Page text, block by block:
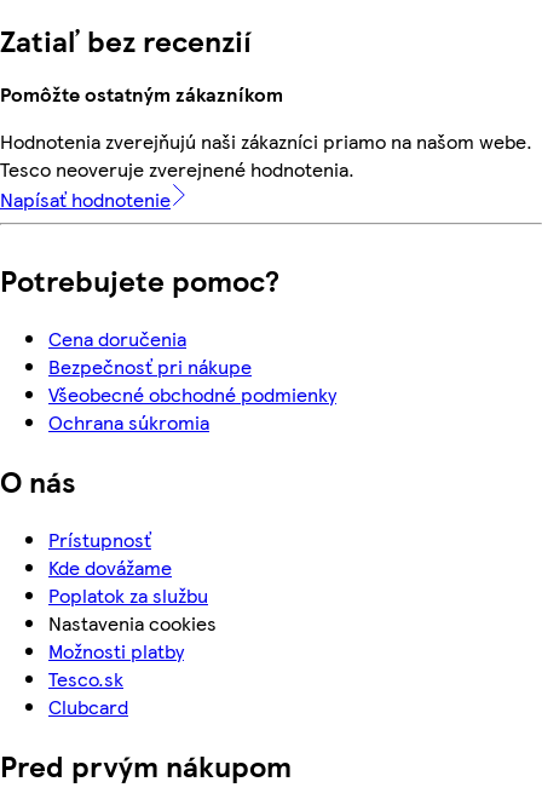
Zatiaľ bez recenzií
Pomôžte ostatným zákazníkom
Hodnotenia zverejňujú naši zákazníci priamo na našom webe.
Tesco neoveruje zverejnené hodnotenia.
Napísať hodnotenie
Potrebujete pomoc?
Cena doručenia
Bezpečnosť pri nákupe
Všeobecné obchodné podmienky
Ochrana súkromia
O nás
Prístupnosť
Kde dovážame
Poplatok za službu
Nastavenia cookies
Možnosti platby
Tesco.sk
Clubcard
Pred prvým nákupom